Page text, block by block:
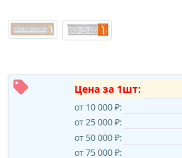
Цена за 1шт:
от 10 000 ₽:
от 25 000 ₽:
от 50 000 ₽:
от 75 000 ₽: